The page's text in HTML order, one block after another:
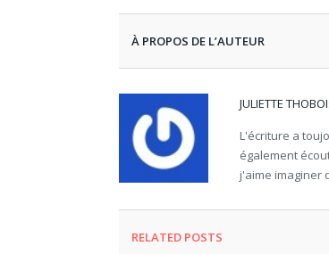
À PROPOS DE L’AUTEUR
JULIETTE
L'écriture a
également
j'aime imaginer
RELATED POSTS